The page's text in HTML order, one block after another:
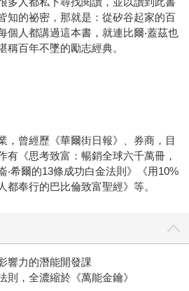
知的祕密，那就是：從矽谷起家的百
個人都講過這本書，就連比爾‧蓋茲也
稱百年不墜的勵志經典。
，曾經歷《華爾街日報》、券商，目
有《思考致富：暢銷全球六千萬冊，
‧希爾的13條成功白金法則》《用10%
都奉行的巴比倫致富聖經》等。
響力的潛能開發課
則，全濃縮於《萬能金鑰》